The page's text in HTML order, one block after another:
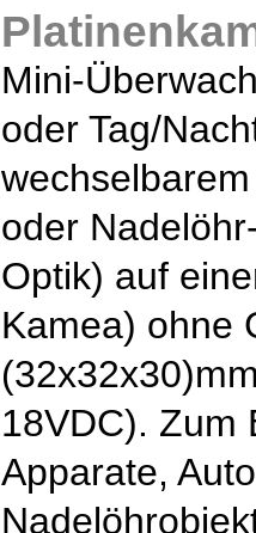
Mini-
oder Tag/
oder
Optik) auf
Kamea) ohne
18VDC). Zum
Apparate,